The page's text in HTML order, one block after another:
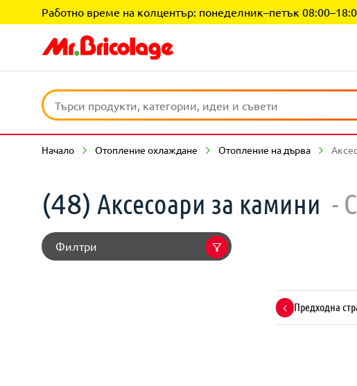
Работно време на колцентър: понеделник–петък
Начало Отопление охлаждане Отопление на дърва
(48) Аксесоари за камини -
Филтри
Предходна